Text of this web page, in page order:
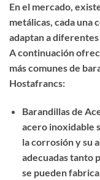
En el mercado,
metálicas, cada una
adaptan a
A continuación
más comunes de
Hostafrancs:
Barandillas de
acero inoxidable
la corrosión y su
adecuadas tanto
se pueden